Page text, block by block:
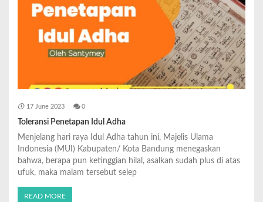
17 June 2023 0
Toleransi Penetapan Idul Adha
Menjelang hari raya Idul Adha tahun ini, Majelis Ulama
Indonesia (MUI) Kabupaten/ Kota Bandung menegaskan
bahwa, berapa pun ketinggian hilal, asalkan sudah plus di atas
ufuk, maka malam tersebut selep
READ MORE